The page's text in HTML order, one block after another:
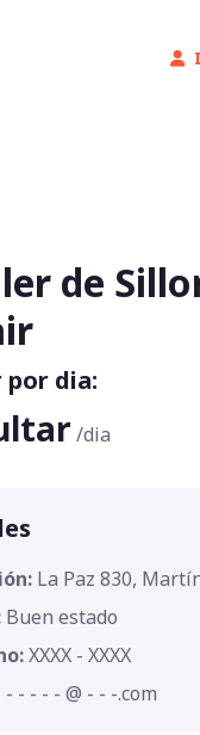
de
dia:
/dia
La Paz 830,
Buen estado
XXXX - XXXX
- - - - - @ - - -.com